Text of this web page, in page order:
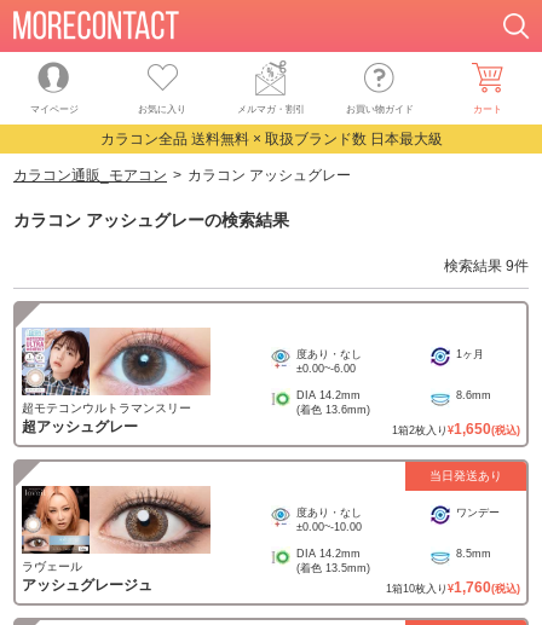
マイページ お気に入り メルマガ・割引 お買い物ガイド カート
カラコン全品 送料無料 × 取扱ブランド数 日本最大級
カラコン通販_モアコン カラコン アッシュグレー
カラコン アッシュグレーの検索結果
検索結果 9件
超モテコンウルトラマンスリー
超アッシュグレー
度あり・なし
±0.00~-6.00
1ヶ月
DIA 14.2mm
(着色 13.6mm)
8.6mm
1箱2枚入り ¥1,650(税込)
当日発送あり
ラヴェール
アッシュグレージュ
度あり・なし
±0.00~-10.00
ワンデー
DIA 14.2mm
(着色 13.5mm)
8.5mm
1箱10枚入り ¥1,760(税込)